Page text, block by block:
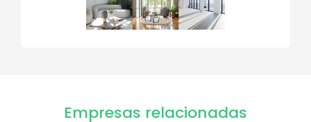
Empresas relacionadas